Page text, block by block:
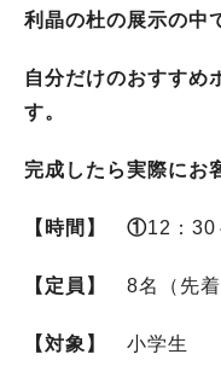
利晶の杜の展示の中
自分だけのおすすめ
す。
完成したら実際にお
【時間】 ①12：30
【定員】 8名（先着
【対象】 小学生